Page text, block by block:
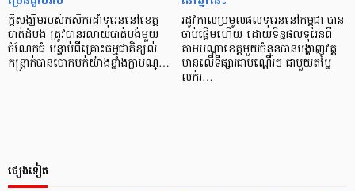
​​ក្តីសង្ឃឹមរបស់កសិករដាំទុរេននៅខេត្ត
បាត់ដំបង ត្រូវបានរលាយបាត់បង់មួយ
ចំណែកធំ បន្ទាប់ពីគ្រោះធម្មជាតិខ្យល់
កន្ត្រាក់បានបោកបក់យ៉ាងខ្លាំងក្លាបណ្…
​​រដូវកាលប្រមូលផលទុរេននៅកម្ពុជា បាន
ចាប់ផ្តើមហើយ ដោយទិន្នផលទុរេនពី
តាមបណ្តាខេត្តមួយចំនួនបានបង្ហាញវត្ត
មានលើទីផ្សារជាបណ្តើរៗ ជាមួយតម្លៃ
លក់រ…
ផ្សេងទៀត